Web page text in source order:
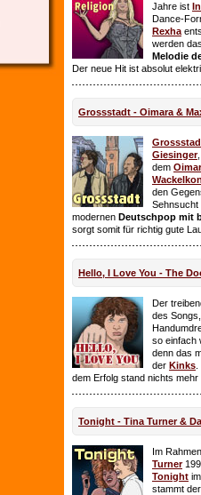
Jahre ist
Dance-
Rexha
werden
Melodie
Der neue Hit ist absolut
Grossstadt - Oimara &
Giesinger
dem
den
Sehnsucht
modernen Deutschpop mit
sorgt somit für richtig gute
Hello, I Love You - The
Der
des
so einfach
denn das
der Kinks
dem Erfolg stand nichts mehr
Tonight - Tina Turner &
Im
Turner
Tonight
stammt